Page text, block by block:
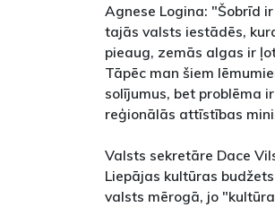
Agnese Logina: "Šobrīd
tajās valsts iestādēs,
pieaug, zemās algas ir
Tāpēc man šiem
solījumus, bet problēma
reģionālās attīstības
Valsts sekretāre Dace
Liepājas kultūras
valsts mērogā, jo